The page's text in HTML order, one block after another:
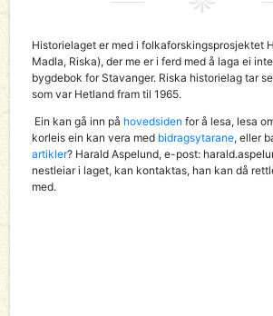
Historielaget er med i folkaforskingsprosjektet
Madla, Riska), der me er i ferd med å laga ei
bygdebok for Stavanger. Riska historielag tar
som var Hetland fram til 1965.
Ein kan gå inn på hovedsiden for å lesa, lesa
korleis ein kan vera med bidragsytarane, eller
artikler? Harald Aspelund, e-post:
nestleiar i laget, kan kontaktas, han kan då
med.